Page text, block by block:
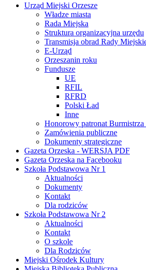
Urząd Miejski Orzesze
Władze miasta
Rada Miejska
Struktura organizacyjna urzędu
Transmisja obrad Rady
E-Urząd
Orzeszanin roku
Fundusze
UE
RFIL
RFRD
Polski Ład
Inne
Honorowy patronat Burmistrza
Zamówienia publiczne
Dokumenty strategiczne
Gazeta Orzeska - WERSJA PDF
Gazeta Orzeska na Facebooku
Szkoła Podstawowa Nr 1
Aktualności
Dokumenty
Kontakt
Dla rodziców
Szkoła Podstawowa Nr 2
Aktualności
Kontakt
O szkole
Dla Rodziców
Miejski Ośrodek Kultury